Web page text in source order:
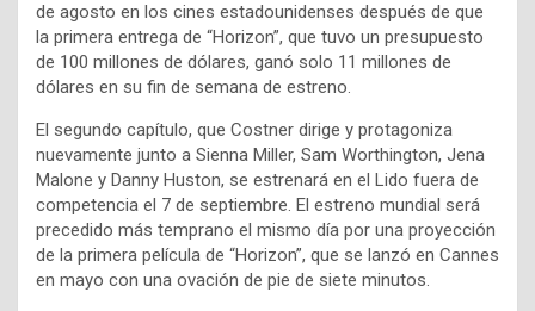
de agosto en los cines estadounidenses después de que
la primera entrega de “Horizon”, que tuvo un presupuesto
de 100 millones de dólares, ganó solo 11 millones de
dólares en su fin de semana de estreno.
El segundo capítulo, que Costner dirige y protagoniza
nuevamente junto a Sienna Miller, Sam Worthington, Jena
Malone y Danny Huston, se estrenará en el Lido fuera de
competencia el 7 de septiembre. El estreno mundial será
precedido más temprano el mismo día por una proyección
de la primera película de “Horizon”, que se lanzó en Cannes
en mayo con una ovación de pie de siete minutos.